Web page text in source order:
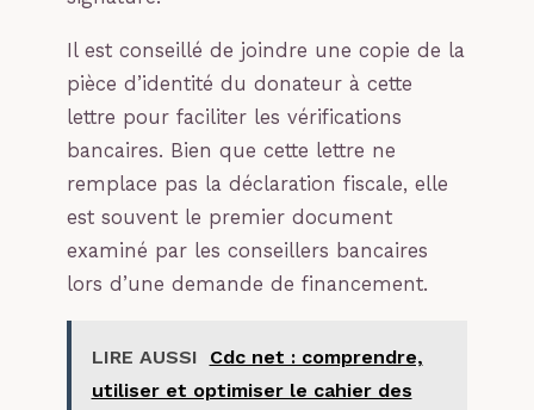
Il est conseillé de joindre une copie de la
pièce d’identité du donateur à cette
lettre pour faciliter les vérifications
bancaires. Bien que cette lettre ne
remplace pas la déclaration fiscale, elle
est souvent le premier document
examiné par les conseillers bancaires
lors d’une demande de financement.
LIRE AUSSI
Cdc net : comprendre,
utiliser et optimiser le cahier des